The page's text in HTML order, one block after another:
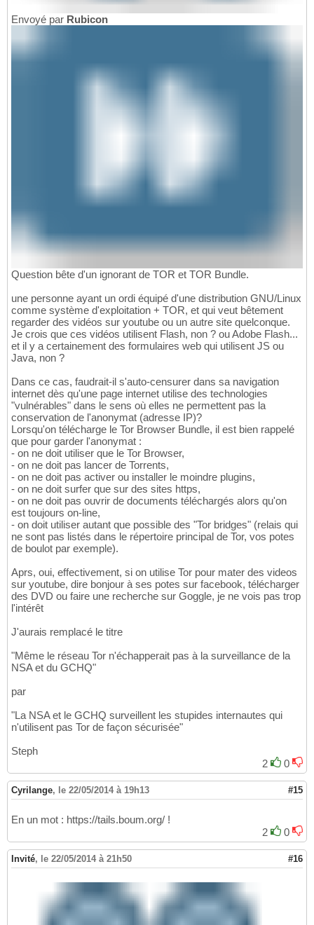
Envoyé par Rubicon
Question bête d'un ignorant de TOR et TOR Bundle.
une personne ayant un ordi équipé d'une distribution GNU/Linux
comme système d'exploitation + TOR, et qui veut bêtement
regarder des vidéos sur youtube ou un autre site quelconque.
Je crois que ces vidéos utilisent Flash, non ? ou Adobe Flash...
et il y a certainement des formulaires web qui utilisent JS ou
Java, non ?
Dans ce cas, faudrait-il s'auto-censurer dans sa navigation
internet dès qu'une page internet utilise des technologies
"vulnérables" dans le sens où elles ne permettent pas la
conservation de l'anonymat (adresse IP)?
Lorsqu'on télécharge le Tor Browser Bundle, il est bien rappelé
que pour garder l'anonymat :
- on ne doit utiliser que le Tor Browser,
- on ne doit pas lancer de Torrents,
- on ne doit pas activer ou installer le moindre plugins,
- on ne doit surfer que sur des sites https,
- on ne doit pas ouvrir de documents téléchargés alors qu'on
est toujours on-line,
- on doit utiliser autant que possible des "Tor bridges" (relais qui
ne sont pas listés dans le répertoire principal de Tor, vos potes
de boulot par exemple).
Aprs, oui, effectivement, si on utilise Tor pour mater des videos
sur youtube, dire bonjour à ses potes sur facebook, télécharger
des DVD ou faire une recherche sur Goggle, je ne vois pas trop
l'intérêt
J'aurais remplacé le titre
"Même le réseau Tor n'échapperait pas à la surveillance de la
NSA et du GCHQ"
par
"La NSA et le GCHQ surveillent les stupides internautes qui
n'utilisent pas Tor de façon sécurisée"
Steph
2
0
Cyrilange, le 22/05/2014 à 19h13 #15
En un mot : https://tails.boum.org/ !
2
0
Invité, le 22/05/2014 à 21h50 #16